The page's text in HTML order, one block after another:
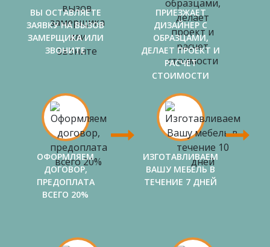
ВЫ ОСТАВЛЯЕТЕ
ЗАЯВКУ НА ВЫЗОВ
ЗАМЕРЩИКА ИЛИ
ЗВОНИТЕ
ПРИЕЗЖАЕТ
ДИЗАЙНЕР С
ОБРАЗЦАМИ,
ДЕЛАЕТ ПРОЕКТ И
РАСЧЕТ
СТОИМОСТИ
ОФОРМЛЯЕМ
ДОГОВОР,
ПРЕДОПЛАТА
ВСЕГО 20%
ИЗГОТАВЛИВАЕМ
ВАШУ МЕБЕЛЬ В
ТЕЧЕНИЕ 7 ДНЕЙ